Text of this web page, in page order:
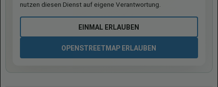
nutzen diesen Dienst auf eigene Verantwortung.
EINMAL ERLAUBEN
OPENSTREETMAP ERLAUBEN